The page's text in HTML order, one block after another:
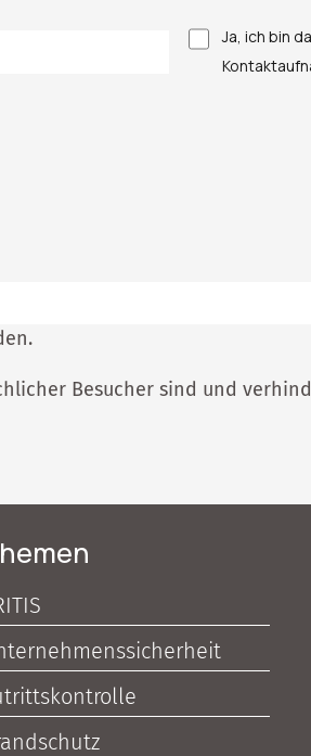
Ja, ich bin
Besucher sind und